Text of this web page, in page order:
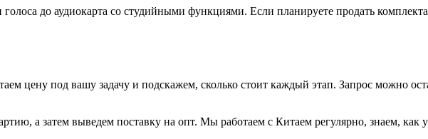
до аудиокарта со студийными функциями. Если планируете продать
цену под вашу задачу и подскажем, сколько стоит каждый этап. Запрос можно
а затем выведем поставку на опт. Мы работаем с Китаем регулярно, знаем, как